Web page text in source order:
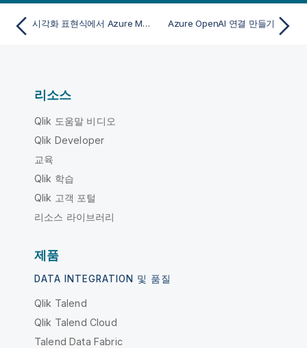
시각화 표현식에서 Azure ML 연결 사용 Azure OpenAI 연결 만들기
리소스
Qlik 도움말 비디오
Qlik Developer
교육
Qlik 학습
Qlik 고객 포털
리소스 라이브러리
제품
DATA INTEGRATION 및 품질
Qlik Talend
Qlik Talend Cloud
Talend Data Fabric